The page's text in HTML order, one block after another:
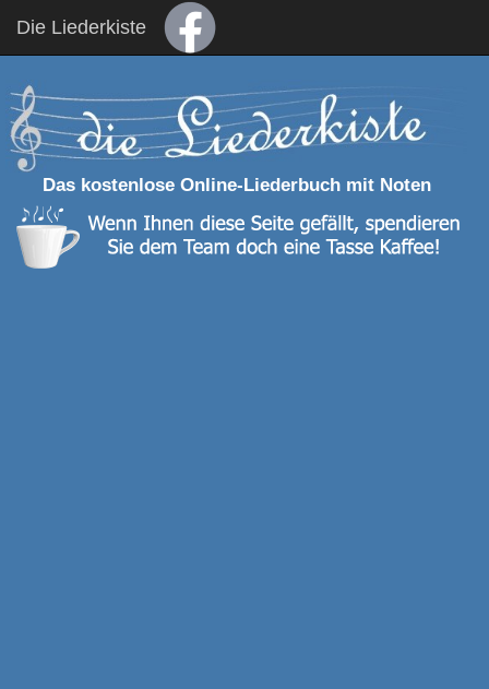
Die Liederkiste
Das kostenlose Online-Liederbuch mit Noten